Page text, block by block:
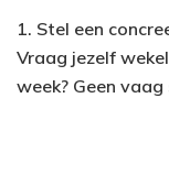
1. Stel een
Vraag jezelf
week? Geen